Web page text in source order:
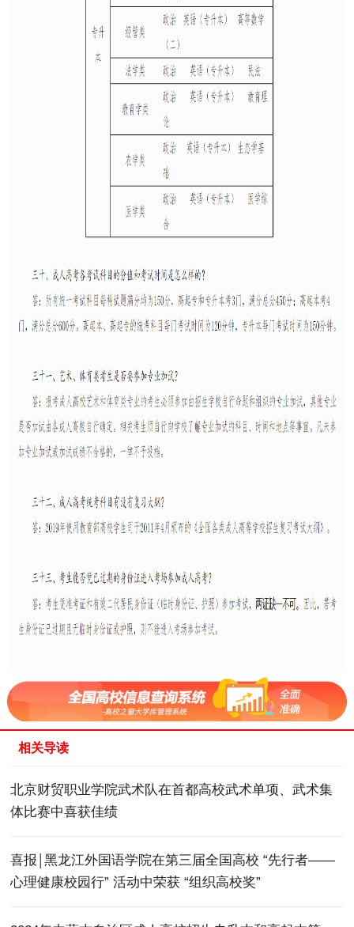
相关导读
北京财贸职业学院武术队在首都高校武术单项、武术集
体比赛中喜获佳绩
喜报￨黑龙江外国语学院在第三届全国高校 “先行者——
心理健康校园行” 活动中荣获 “组织高校奖”